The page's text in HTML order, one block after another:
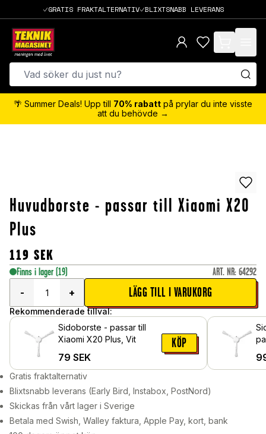
GRATIS FRAKTALTERNATIV BLIXTSNABB LEVERANS
items in cart,
🌴 Summer Deals! Upp till 70% rabatt på prylar du inte visste
att du behövde →
Huvudborste - passar till Xiaomi X20
Plus
119 SEK
Finns i lager (19) ART. NR: 64292
-
+ LÄGG TILL I VARUKORG
Rekommenderade tillval:
Sidoborste - passar till
Xiaomi X20 Plus, Vit
79 SEK
KÖP
Gratis fraktalternativ
Blixtsnabb leverans (Early Bird, Instabox, PostNord)
Skickas från vårt lager i Sverige
Betala med Swish, Walley faktura, Apple Pay, kort, bank